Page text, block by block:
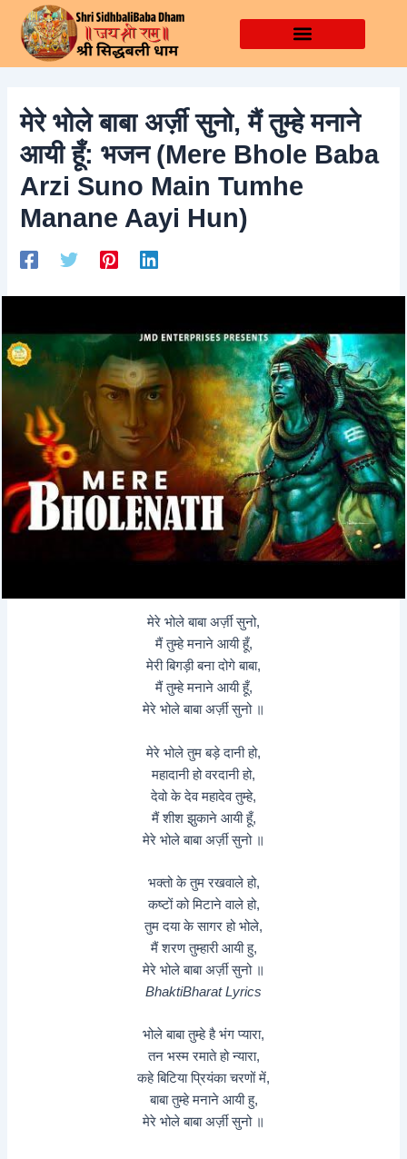
content
मेरे भोले बाबा अर्ज़ी सुनो, मैं तुम्हे मनाने
आयी हूँ: भजन (Mere Bhole Baba
Arzi Suno Main Tumhe
Manane Aayi Hun)
मेरे भोले बाबा अर्ज़ी सुनो,
मैं तुम्हे मनाने आयी हूँ,
मेरी बिगड़ी बना दोगे बाबा,
मैं तुम्हे मनाने आयी हूँ,
मेरे भोले बाबा अर्ज़ी सुनो ॥
मेरे भोले तुम बड़े दानी हो,
महादानी हो वरदानी हो,
देवो के देव महादेव तुम्हे,
मैं शीश झुकाने आयी हूँ,
मेरे भोले बाबा अर्ज़ी सुनो ॥
भक्तो के तुम रखवाले हो,
कष्टों को मिटाने वाले हो,
तुम दया के सागर हो भोले,
मैं शरण तुम्हारी आयी हु,
मेरे भोले बाबा अर्ज़ी सुनो ॥
BhaktiBharat Lyrics
भोले बाबा तुम्हे है भंग प्यारा,
तन भस्म रमाते हो न्यारा,
कहे बिटिया प्रियंका चरणों में,
बाबा तुम्हे मनाने आयी हु,
मेरे भोले बाबा अर्ज़ी सुनो ॥
Post
navigation